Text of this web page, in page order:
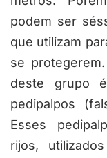
podem ser
que utilizam
se
deste grupo
pedipalpos
Esses
rijos,